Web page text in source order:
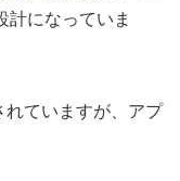
計になっていま
れていますが、アプ